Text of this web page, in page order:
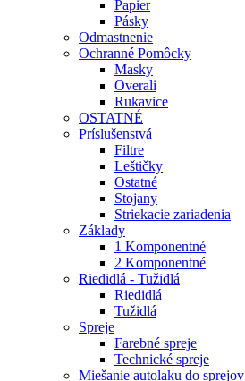
Papier
Pásky
Odmastnenie
Ochranné Pomôcky
Masky
Overali
Rukavice
OSTATNÉ
Príslušenstvá
Filtre
Leštičky
Ostatné
Stojany
Striekacie zariadenia
Základy
1 Komponentné
2 Komponentné
Riedidlá - Tužidlá
Riedidlá
Tužidlá
Spreje
Farebné spreje
Technické spreje
Miešanie autolaku do sprejov